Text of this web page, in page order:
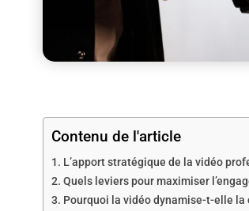
Contenu de l'article
L’apport stratégique de la vidéo
Quels leviers pour maximiser
Pourquoi la vidéo dynamise-t-elle la